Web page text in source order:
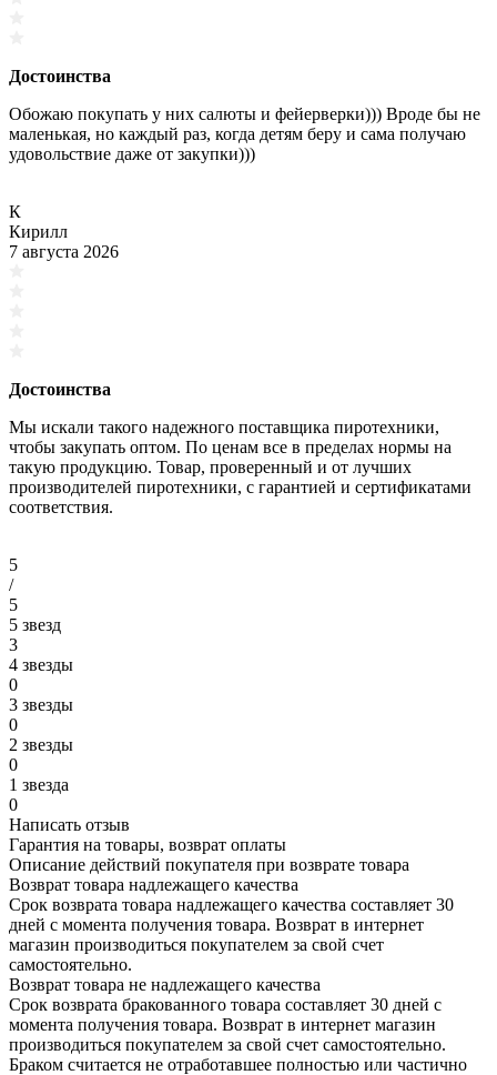
Достоинства
Обожаю покупать у них салюты и фейерверки))) Вроде бы не
маленькая, но каждый раз, когда детям беру и сама получаю
удовольствие даже от закупки)))
К
Кирилл
7 августа 2026
Достоинства
Мы искали такого надежного поставщика пиротехники,
чтобы закупать оптом. По ценам все в пределах нормы на
такую продукцию. Товар, проверенный и от лучших
производителей пиротехники, с гарантией и сертификатами
соответствия.
5
/
5
5 звезд
3
4 звезды
0
3 звезды
0
2 звезды
0
1 звезда
0
Написать отзыв
Гарантия на товары, возврат оплаты
Описание действий покупателя при возврате товара
Возврат товара надлежащего качества
Срок возврата товара надлежащего качества составляет 30
дней с момента получения товара. Возврат в интернет
магазин производиться покупателем за свой счет
самостоятельно.
Возврат товара не надлежащего качества
Срок возврата бракованного товара составляет 30 дней с
момента получения товара. Возврат в интернет магазин
производиться покупателем за свой счет самостоятельно.
Браком считается не отработавшее полностью или частично